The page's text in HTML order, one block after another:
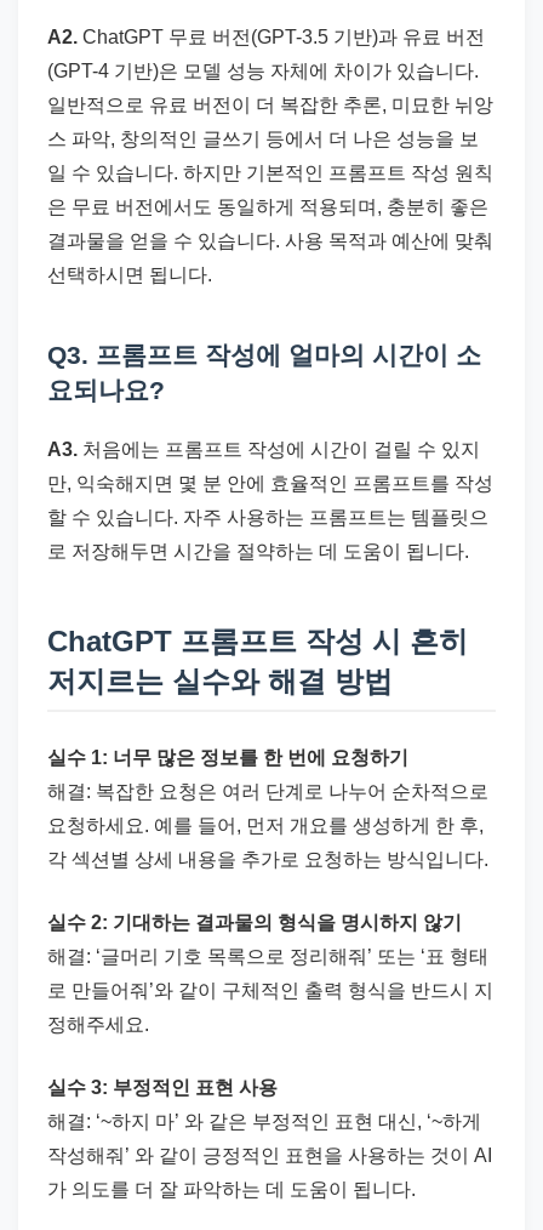
A2. ChatGPT 무료 버전(GPT-3.5 기반)과 유료 버전
(GPT-4 기반)은 모델 성능 자체에 차이가 있습니다.
일반적으로 유료 버전이 더 복잡한 추론, 미묘한 뉘앙
스 파악, 창의적인 글쓰기 등에서 더 나은 성능을 보
일 수 있습니다. 하지만 기본적인 프롬프트 작성 원칙
은 무료 버전에서도 동일하게 적용되며, 충분히 좋은
결과물을 얻을 수 있습니다. 사용 목적과 예산에 맞춰
선택하시면 됩니다.
Q3. 프롬프트 작성에 얼마의 시간이 소
요되나요?
A3. 처음에는 프롬프트 작성에 시간이 걸릴 수 있지
만, 익숙해지면 몇 분 안에 효율적인 프롬프트를 작성
할 수 있습니다. 자주 사용하는 프롬프트는 템플릿으
로 저장해두면 시간을 절약하는 데 도움이 됩니다.
ChatGPT 프롬프트 작성 시 흔히
저지르는 실수와 해결 방법
실수 1: 너무 많은 정보를 한 번에 요청하기
해결: 복잡한 요청은 여러 단계로 나누어 순차적으로
요청하세요. 예를 들어, 먼저 개요를 생성하게 한 후,
각 섹션별 상세 내용을 추가로 요청하는 방식입니다.
실수 2: 기대하는 결과물의 형식을 명시하지 않기
해결: ‘글머리 기호 목록으로 정리해줘’ 또는 ‘표 형태
로 만들어줘’와 같이 구체적인 출력 형식을 반드시 지
정해주세요.
실수 3: 부정적인 표현 사용
해결: ‘~하지 마’ 와 같은 부정적인 표현 대신, ‘~하게
작성해줘’ 와 같이 긍정적인 표현을 사용하는 것이 AI
가 의도를 더 잘 파악하는 데 도움이 됩니다.